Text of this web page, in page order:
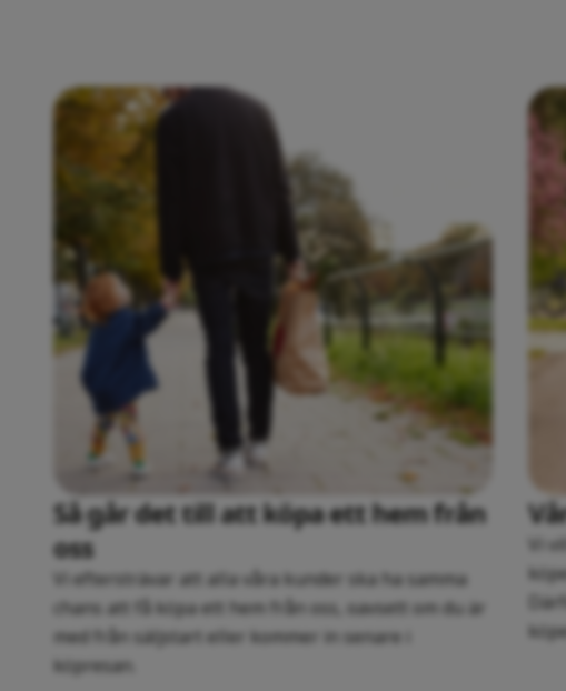
Så går det till att köpa ett hem från
oss
Vi eftersträvar att alla våra kunder ska ha samma
chans att få köpa ett hem från oss, oavsett om du är
med från säljstart eller kommer in senare i
köpresan.
Vi